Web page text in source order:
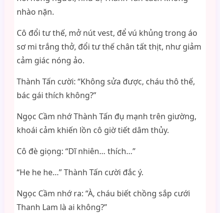
nhào nặn.
Cô đổi tư thế, mở nút vest, để vú khủng trong áo
sơ mi trắng thở, đổi tư thế chân tất thịt, như giảm
cảm giác nóng ảo.
Thành Tấn cười: “Không sửa được, cháu thô thế,
bác gái thích không?”
Ngọc Cầm nhớ Thành Tấn đụ mạnh trên giường,
khoái cảm khiến lồn cô giờ tiết dâm thủy.
Cô đè giọng: “Dĩ nhiên… thích…”
“He he he…” Thành Tấn cười đắc ý.
Ngọc Cầm nhớ ra: “À, cháu biết chồng sắp cưới
Thanh Lam là ai không?”